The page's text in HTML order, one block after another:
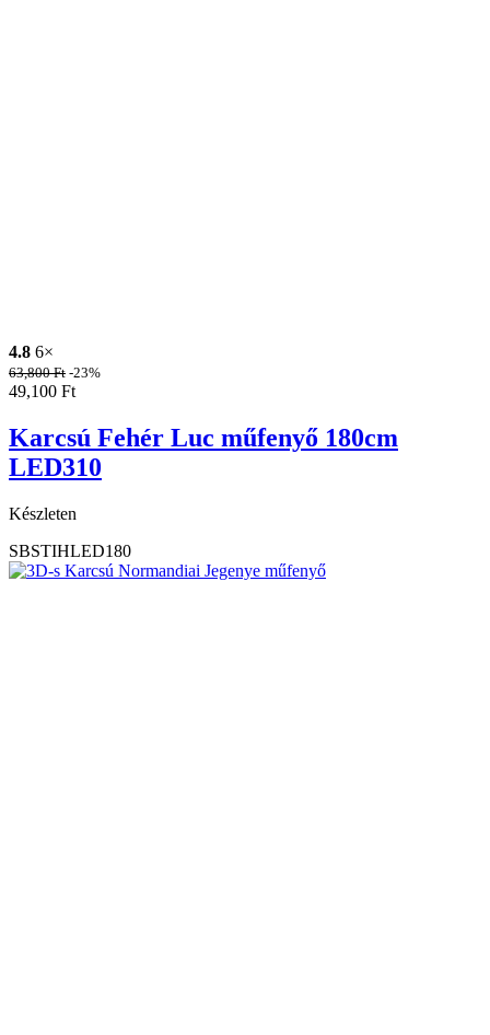
4.8 6×
63,800Ft -23%
49,100 Ft
Karcsú Fehér Luc műfenyő 180cm
LED310
Készleten
SBSTIHLED180